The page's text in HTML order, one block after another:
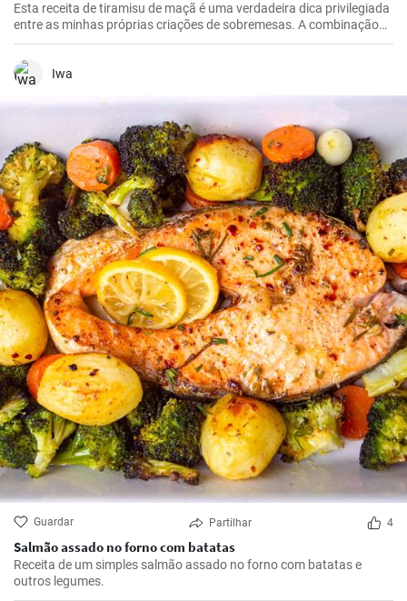
Esta receita de tiramisu de maçã é uma verdadeira dica privilegiada
entre as minhas próprias criações de sobremesas. A combinação
de maçãs frescas e azedas, creme de mascarpone doce e cacau
com chocolate é irresistível. É uma reviravolta realmente
interessante e deliciosa no tradicional tiramisu que irá certamente
impressiona não só pelo seu sabor excecional, mas também pelo
Iwa
Guardar Partilhar 4
Salmão assado no forno com batatas
Receita de um simples salmão assado no forno com batatas e
outros legumes.